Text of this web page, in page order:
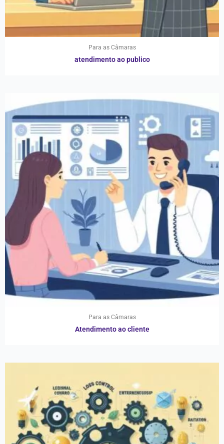
Para as Câmaras
atendimento ao publico
Para as Câmaras
Atendimento ao cliente